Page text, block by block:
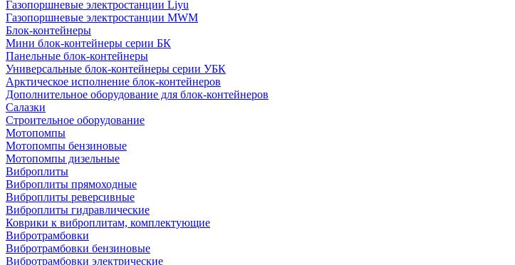
Газопоршневые электростанции Liyu
Газопоршневые электростанции MWM
Блок-контейнеры
Мини блок-контейнеры серии БК
Панельные блок-контейнеры
Универсальные блок-контейнеры серии УБК
Арктическое исполнение блок-контейнеров
Дополнительное оборудование для блок-контейнеров
Салазки
Строительное оборудование
Мотопомпы
Мотопомпы бензиновые
Мотопомпы дизельные
Виброплиты
Виброплиты прямоходные
Виброплиты реверсивные
Виброплиты гидравлические
Коврики к виброплитам, комплектующие
Вибротрамбовки
Вибротрамбовки бензиновые
Вибротрамбовки электрические